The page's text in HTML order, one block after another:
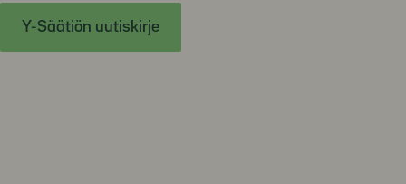
Y-Säätiön uutiskirje